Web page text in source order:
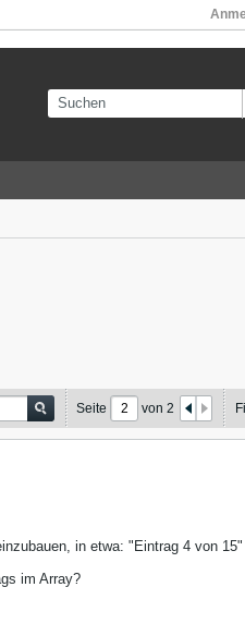
Seite von 2
in etwa: "Eintrag 4 von 15"
im Array?